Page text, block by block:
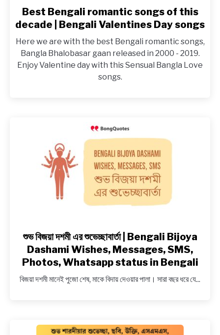
link
to
Bengali
romantic
songs
of
Bengali
Valentines
Day
songs
Best Bengali romantic songs of this
decade | Bengali Valentines Day songs
Here we are with the best Bengali romantic songs,
Bangla Bhalobasar gaan released in 2000 - 2019.
Enjoy Valentine day with this Sensual Bangla Love
songs.
link
to
শুভ
দশমী
Bengali
শুভ বিজয়া দশমী এর শুভেচ্ছাবার্তা | Bengali Bijoya
Dashami Wishes, Messages, SMS,
Photos, Whatsapp status in Bengali
বিজয়া দশমী মানেই পুজো শেষ, মাকে বিদায় দেওয়ার পালা। সারা বছর ধরে যে...